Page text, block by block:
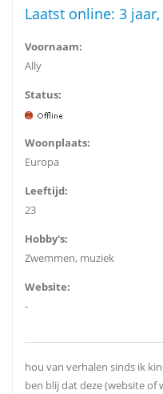
Laatst online: 3
Voornaam:
Ally
Status:
Woonplaats:
Europa
Leeftijd:
23
Hobby's:
Zwemmen, muziek
Website:
-
hou van verhalen sinds ik
ben blij dat deze (website of